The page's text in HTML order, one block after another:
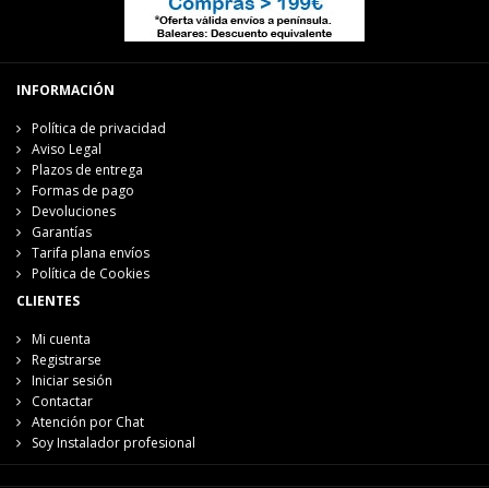
INFORMACIÓN
Política de privacidad
Aviso Legal
Plazos de entrega
Formas de pago
Devoluciones
Garantías
Tarifa plana envíos
Política de Cookies
CLIENTES
Mi cuenta
Registrarse
Iniciar sesión
Contactar
Atención por Chat
Soy Instalador profesional